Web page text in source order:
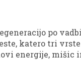
po
katero tri vrste
energije, mišic